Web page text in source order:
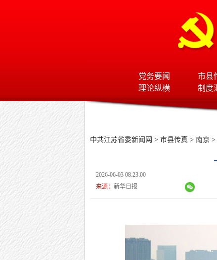
党务要闻 市县
理论纵横
制度
中共江苏省委新闻网 > 市县传真 > 南京 >
2026-06-03 08:23:00
来源： 新华日报